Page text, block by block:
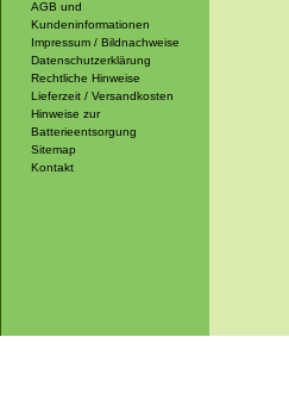
AGB und
Kundeninformationen
Impressum / Bildnachweise
Datenschutzerklärung
Rechtliche Hinweise
Lieferzeit / Versandkosten
Hinweise zur
Batterieentsorgung
Sitemap
Kontakt